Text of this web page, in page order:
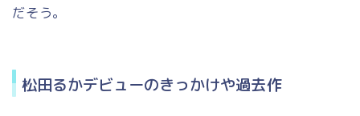
だそう。
松田るかデビューのきっかけや過去作